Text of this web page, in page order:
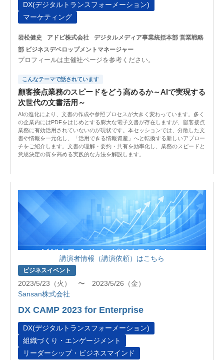
DX(デジタルトランスフォーメーション)
マーケティング
岩松健史 アドビ株式会社
デジタルメディア事業統括本部 営業戦略
部 ビジネスデベロップメントマネージャー
プロフィールは主催社ページを参考ください。
こんなテーマで話されています
顧客接点業務のスピードをどう高めるか～AIで実現する
次世代の文書活用～
AIの進化により、文書の作成や参照プロセスが大きく変わっています。多く
の企業内にはPDFをはじめとする膨大な電子文書が存在しますが、顧客接点
業務に有効活用されていないのが現状です。本セッションでは、分散した文
書や情報を一元化し、「活用できる情報資産」へと転換する新しいアプロー
チをご紹介します。文書の理解・要約・共有を効率化し、業務のスピードと
意思決定の質を高める実践的な方法を解説します。
講演者情報（講演依頼）はこちら
ビジネスイベント
2023/5/23（火） 〜 2023/5/26（金）
Sansan株式会社
DX CAMP 2023 for Enterprise
DX(デジタルトランスフォーメーション)
組織づくり・エンゲージメント
リーダーシップ・ビジネスマインド